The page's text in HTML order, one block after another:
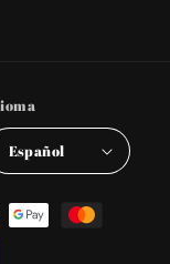
Español